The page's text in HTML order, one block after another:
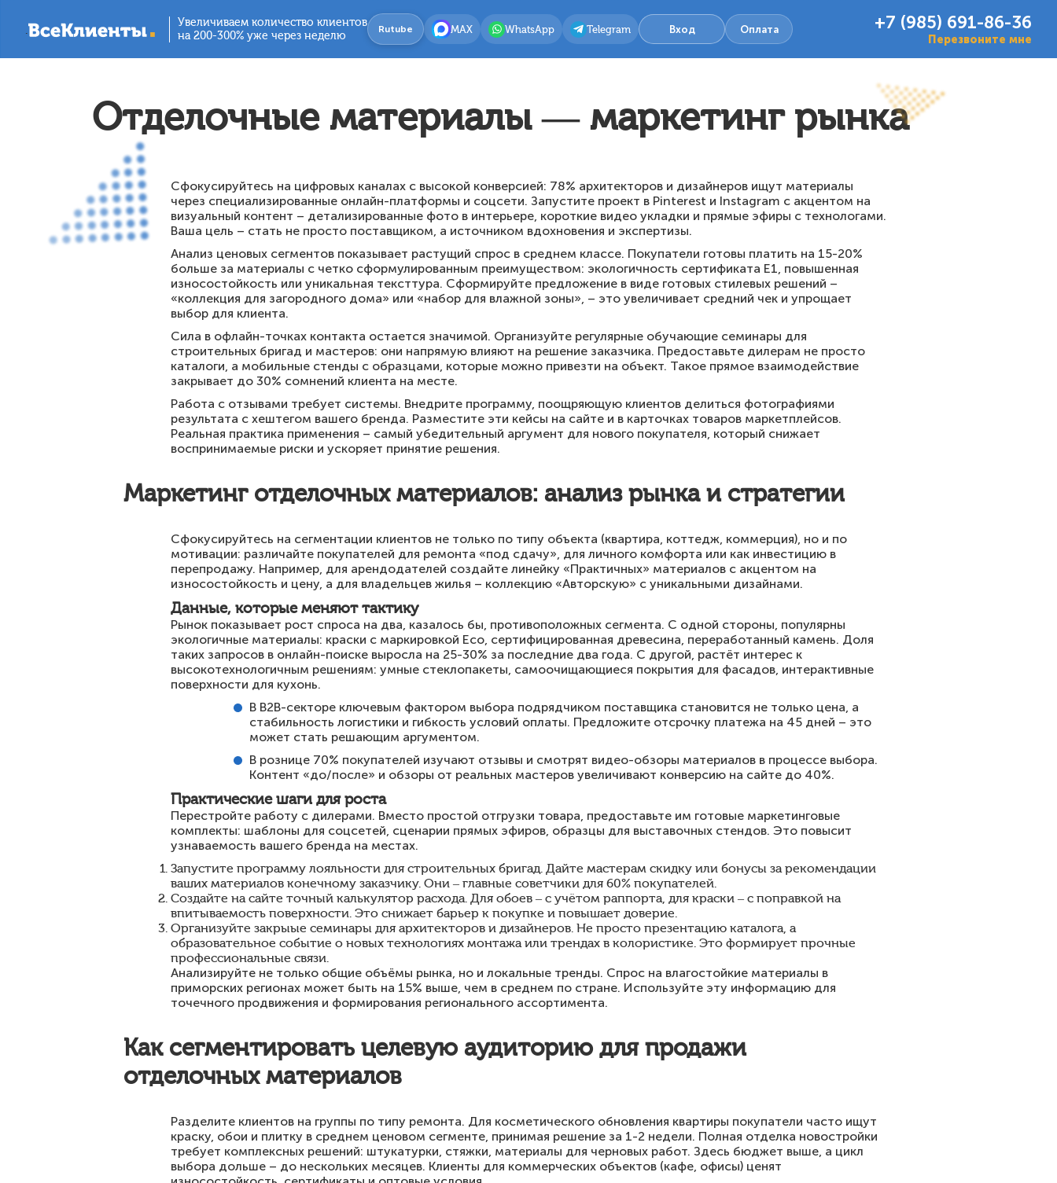
Увеличиваем количество клиентов
на 200-300% уже через неделю
+7 (985) 691-86-36
Перезвоните мне
Rutube MAX WhatsApp Telegram Вход Оплата
Отделочные материалы — маркетинг рынка
Сфокусируйтесь на цифровых каналах с высокой конверсией: 78% архитекторов и дизайнеров ищут материалы
через специализированные онлайн-платформы и соцсети. Запустите проект в Pinterest и Instagram с акцентом на
визуальный контент – детализированные фото в интерьере, короткие видео укладки и прямые эфиры с технологами.
Ваша цель – стать не просто поставщиком, а источником вдохновения и экспертизы.
Анализ ценовых сегментов показывает растущий спрос в среднем классе. Покупатели готовы платить на 15-20%
больше за материалы с четко сформулированным преимуществом: экологичность сертификата E1, повышенная
износостойкость или уникальная тексттура. Сформируйте предложение в виде готовых стилевых решений –
«коллекция для загородного дома» или «набор для влажной зоны», – это увеличивает средний чек и упрощает
выбор для клиента.
Сила в офлайн-точках контакта остается значимой. Организуйте регулярные обучающие семинары для
строительных бригад и мастеров: они напрямую влияют на решение заказчика. Предоставьте дилерам не просто
каталоги, а мобильные стенды с образцами, которые можно привезти на объект. Такое прямое взаимодействие
закрывает до 30% сомнений клиента на месте.
Работа с отзывами требует системы. Внедрите программу, поощряющую клиентов делиться фотографиями
результата с хештегом вашего бренда. Разместите эти кейсы на сайте и в карточках товаров маркетплейсов.
Реальная практика применения – самый убедительный аргумент для нового покупателя, который снижает
воспринимаемые риски и ускоряет принятие решения.
Маркетинг отделочных материалов: анализ рынка и стратегии
Сфокусируйтесь на сегментации клиентов не только по типу объекта (квартира, коттедж, коммерция), но и по
мотивации: различайте покупателей для ремонта «под сдачу», для личного комфорта или как инвестицию в
перепродажу. Например, для арендодателей создайте линейку «Практичных» материалов с акцентом на
износостойкость и цену, а для владельцев жилья – коллекцию «Авторскую» с уникальными дизайнами.
Данные, которые меняют тактику
Рынок показывает рост спроса на два, казалось бы, противоположных сегмента. С одной стороны, популярны
экологичные материалы: краски с маркировкой Eco, сертифицированная древесина, переработанный камень. Доля
таких запросов в онлайн-поиске выросла на 25-30% за последние два года. С другой, растёт интерес к
высокотехнологичным решениям: умные стеклопакеты, самоочищающиеся покрытия для фасадов, интерактивные
поверхности для кухонь.
В B2B-секторе ключевым фактором выбора подрядчиком поставщика становится не только цена, а
стабильность логистики и гибкость условий оплаты. Предложите отсрочку платежа на 45 дней – это
может стать решающим аргументом.
В рознице 70% покупателей изучают отзывы и смотрят видео-обзоры материалов в процессе выбора.
Контент «до/после» и обзоры от реальных мастеров увеличивают конверсию на сайте до 40%.
Практические шаги для роста
Перестройте работу с дилерами. Вместо простой отгрузки товара, предоставьте им готовые маркетинговые
комплекты: шаблоны для соцсетей, сценарии прямых эфиров, образцы для выставочных стендов. Это повысит
узнаваемость вашего бренда на местах.
Запустите программу лояльности для строительных бригад. Дайте мастерам скидку или бонусы за рекомендации
ваших материалов конечному заказчику. Они – главные советчики для 60% покупателей.
Создайте на сайте точный калькулятор расхода. Для обоев – с учётом раппорта, для краски – с поправкой на
впитываемость поверхности. Это снижает барьер к покупке и повышает доверие.
Организуйте закрыые семинары для архитекторов и дизайнеров. Не просто презентацию каталога, а
образовательное событие о новых технологиях монтажа или трендах в колористике. Это формирует прочные
профессиональные связи.
Анализируйте не только общие объёмы рынка, но и локальные тренды. Спрос на влагостойкие материалы в
приморских регионах может быть на 15% выше, чем в среднем по стране. Используйте эту информацию для
точечного продвижения и формирования регионального ассортимента.
Как сегментировать целевую аудиторию для продажи
отделочных материалов
Разделите клиентов на группы по типу ремонта. Для косметического обновления квартиры покупатели часто ищут
краску, обои и плитку в среднем ценовом сегменте, принимая решение за 1-2 недели. Полная отделка новостройки
требует комплексных решений: штукатурки, стяжки, материалы для черновых работ. Здесь бюджет выше, а цикл
выбора дольше – до нескольких месяцев. Клиенты для коммерческих объектов (кафе, офисы) ценят